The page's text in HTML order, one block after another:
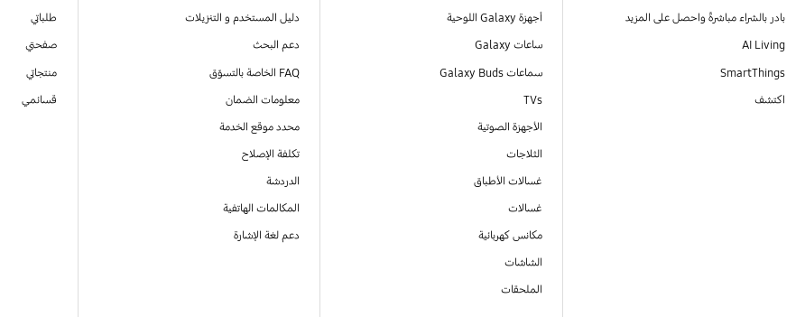
بادر بالشراء مباشرةً واحصل على المزيد
AI Living
SmartThings
اكتشف
أجهزة Galaxy اللوحية
ساعات Galaxy
سماعات Galaxy Buds
TVs
الأجهزة الصوتية
الثلاجات
غسالات الأطباق
غسالات
مكانس كهربائية
الشاشات
الملحقات
دليل المستخدم و التنزيلات
دعم البحث
FAQ الخاصة بالتسوّق
معلومات الضمان
محدد موقع الخدمة
تكلفة الإصلاح
الدردشة
المكالمات الهاتفية
دعم لغة الإشارة
طلباتي
صفحتي
منتجاتي
قسائمي